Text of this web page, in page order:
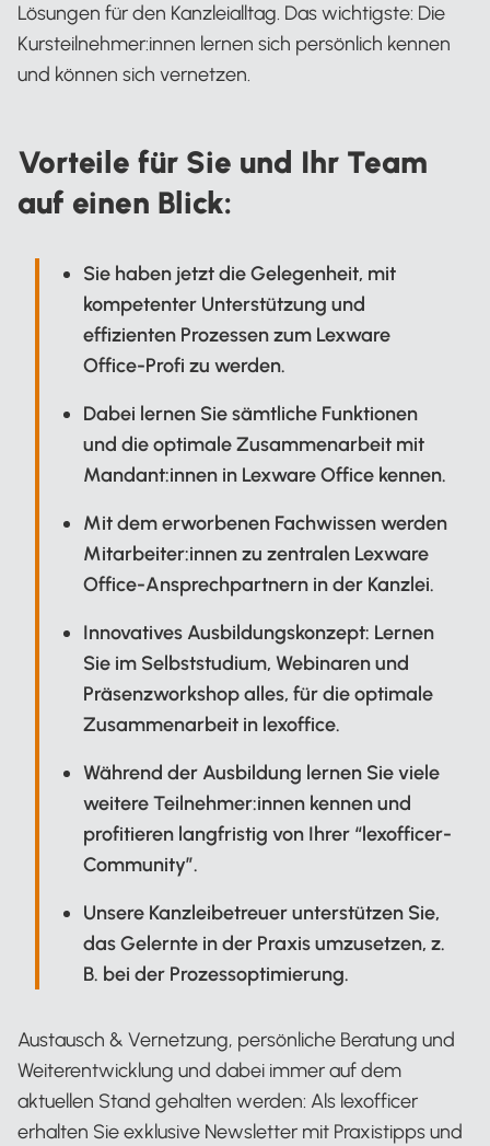
Lösungen für den Kanzleialltag. Das wichtigste: Die
Kursteilnehmer:innen lernen sich persönlich kennen
und können sich vernetzen.
Vorteile für Sie und Ihr Team
auf einen Blick:
Sie haben jetzt die Gelegenheit, mit
kompetenter Unterstützung und
effizienten Prozessen zum Lexware
Office-Profi zu werden.
Dabei lernen Sie sämtliche Funktionen
und die optimale Zusammenarbeit mit
Mandant:innen in Lexware Office kennen.
Mit dem erworbenen Fachwissen werden
Mitarbeiter:innen zu zentralen Lexware
Office-Ansprechpartnern in der Kanzlei.
Innovatives Ausbildungskonzept: Lernen
Sie im Selbststudium, Webinaren und
Präsenzworkshop alles, für die optimale
Zusammenarbeit in lexoffice.
Während der Ausbildung lernen Sie viele
weitere Teilnehmer:innen kennen und
profitieren langfristig von Ihrer “lexofficer-
Community”.
Unsere Kanzleibetreuer unterstützen Sie,
das Gelernte in der Praxis umzusetzen, z.
B. bei der Prozessoptimierung.
Austausch & Vernetzung, persönliche Beratung und
Weiterentwicklung und dabei immer auf dem
aktuellen Stand gehalten werden: Als lexofficer
erhalten Sie exklusive Newsletter mit Praxistipps und